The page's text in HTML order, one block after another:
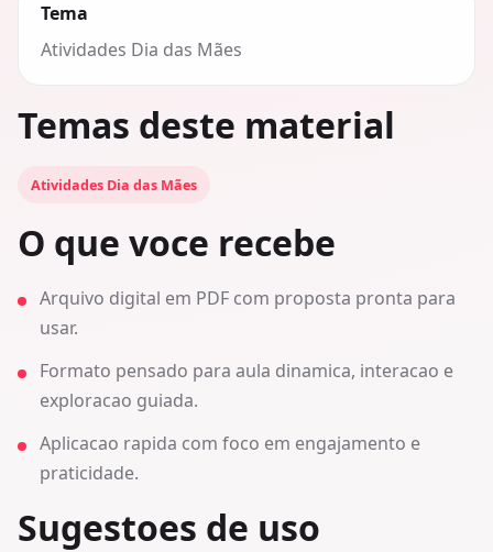
Tema
Atividades Dia das Mães
Temas deste material
Atividades Dia das Mães
O que voce recebe
Arquivo digital em PDF com proposta pronta para
usar.
Formato pensado para aula dinamica, interacao e
exploracao guiada.
Aplicacao rapida com foco em engajamento e
praticidade.
Sugestoes de uso